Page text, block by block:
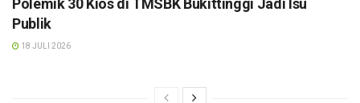
Polemik 30 Kios di TMSBK Bukittinggi Jadi Isu
Publik
18 JULI 2026